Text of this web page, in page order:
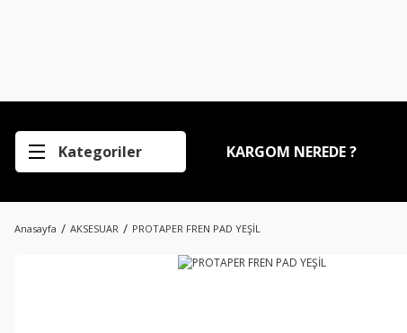
Kategoriler KARGOM NEREDE ?
Anasayfa AKSESUAR PROTAPER FREN PAD YEŞİL